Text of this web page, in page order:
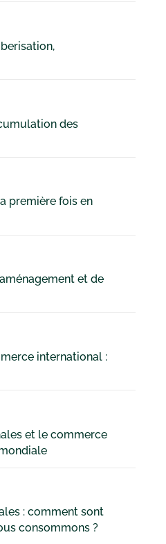
des
première fois en
et de
international :
et le commerce
: comment sont
consommons ?